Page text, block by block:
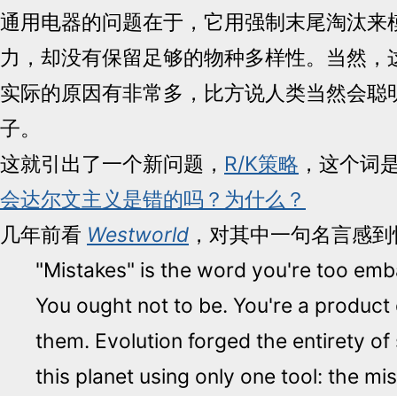
通用电器的问题在于，它用强制末尾淘汰来
力，却没有保留足够的物种多样性。当然，
实际的原因有非常多，比方说人类当然会聪
子。
这就引出了一个新问题， R/K策略 ，这个词
会达尔文主义是错的吗？为什么？
几年前看 Westworld ，对其中一句名言感
"Mistakes" is the word you're too
You ought not to be. You're a
them. Evolution forged the entirety of
this planet using only one tool: the